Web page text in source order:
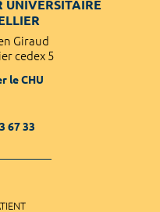
UNIVERSITAIRE
Giraud
cedex 5
le CHU
67 33